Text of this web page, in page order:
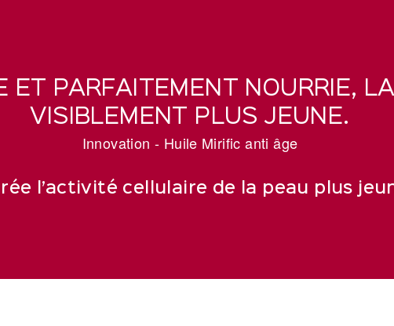
ET PARFAITEMENT NOURRIE,
VISIBLEMENT PLUS JEUNE.
Innovation - Huile Mirific anti âge
l’activité cellulaire de la peau plus